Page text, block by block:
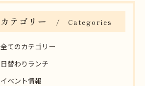
カテゴリー Categories
全てのカテゴリー
日替わりランチ
イベント情報